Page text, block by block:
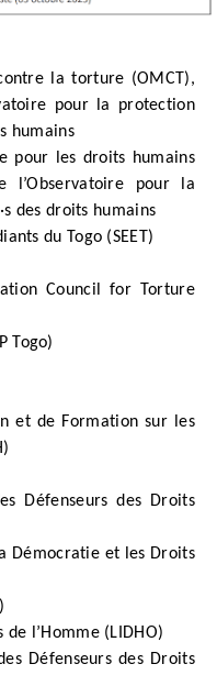
la torture (OMCT),
pour la protection
humains
pour les droits humains
l’Observatoire pour la
des droits humains
du Togo (SEET)
Council for Torture
Togo)
et de Formation sur les
Défenseurs des Droits
Démocratie et les Droits
l’Homme (LIDHO)
Défenseurs des Droits